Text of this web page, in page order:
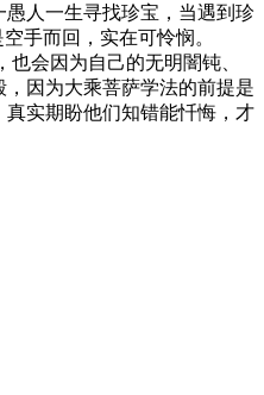
人一生寻找珍宝，当遇到珍
手而回，实在可怜悯。
会因为自己的无明闇钝、
因为大乘菩萨学法的前提是
实期盼他们知错能忏悔，才